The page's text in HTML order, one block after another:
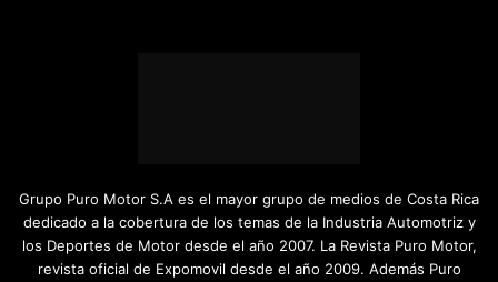
Grupo Puro Motor S.A es el mayor grupo de medios de Costa Rica
dedicado a la cobertura de los temas de la Industria Automotriz y
los Deportes de Motor desde el año 2007. La Revista Puro Motor,
revista oficial de Expomovil desde el año 2009. Además Puro